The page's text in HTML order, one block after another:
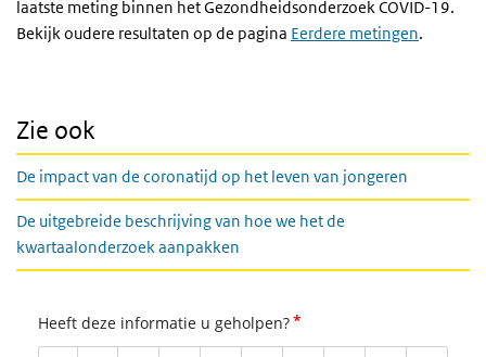
laatste meting binnen het Gezondheidsonderzoek COVID-19.
Bekijk oudere resultaten op de pagina Eerdere metingen.
Zie ook
De impact van de coronatijd op het leven van jongeren
De uitgebreide beschrijving van hoe we het de
kwartaalonderzoek aanpakken
Heeft deze informatie u geholpen?*